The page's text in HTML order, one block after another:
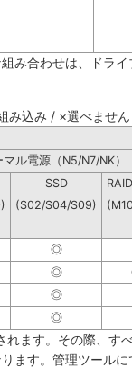
み合わせは、ドラ
み込み / ×選べません
マル電源（N5/
SSD
(S02/S04/S09)
◎
◎
◎
◎
ます。その際、す
ます。管理ツール